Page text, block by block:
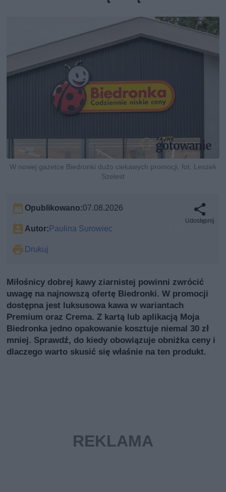
W nowej gazetce Biedronki dużo ciekawych promocji, fot. Leszek
Szelest
Opublikowano:07.08.2026
Autor: Paulina Surowiec
Drukuj
Udostępnij
Miłośnicy dobrej kawy ziarnistej powinni zwrócić
uwagę na najnowszą ofertę Biedronki. W promocji
dostępna jest luksusowa kawa w wariantach
Premium oraz Crema. Z kartą lub aplikacją Moja
Biedronka jedno opakowanie kosztuje niemal 30 zł
mniej. Sprawdź, do kiedy obowiązuje obniżka ceny i
dlaczego warto skusić się właśnie na ten produkt.